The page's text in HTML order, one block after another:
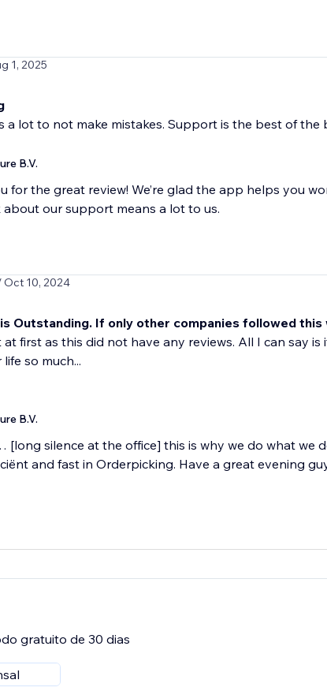
1, 2025
a lot to not make mistakes. Support is the best of the
B.V.
for the great review! We’re glad the app helps you
about our support means a lot to us.
Oct 10, 2024
Outstanding. If only other companies followed
first as this did not have any reviews. All I can say
so much...
B.V.
silence at the office] this is why we do what we
and fast in Orderpicking. Have a great evening
gratuito de 30 dias